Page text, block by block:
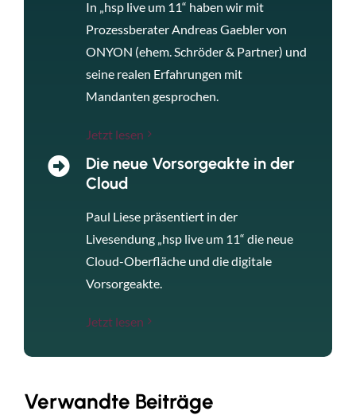
In „hsp live um 11“ haben wir mit
Prozessberater Andreas Gaebler von
ONYON (ehem. Schröder & Partner) und
seine realen Erfahrungen mit
Mandanten gesprochen.
Jetzt lesen
Die neue Vorsorgeakte in der
Cloud
Paul Liese präsentiert in der
Livesendung „hsp live um 11“ die neue
Cloud-Oberfläche und die digitale
Vorsorgeakte.
Jetzt lesen
Verwandte Beiträge